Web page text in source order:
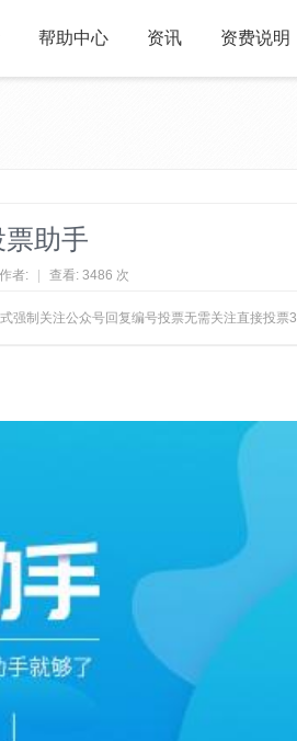
帮助中心 资讯 资费说明
助手
作者: 查看: 3486 次
制关注公众号回复编号投票无需关注直接投票